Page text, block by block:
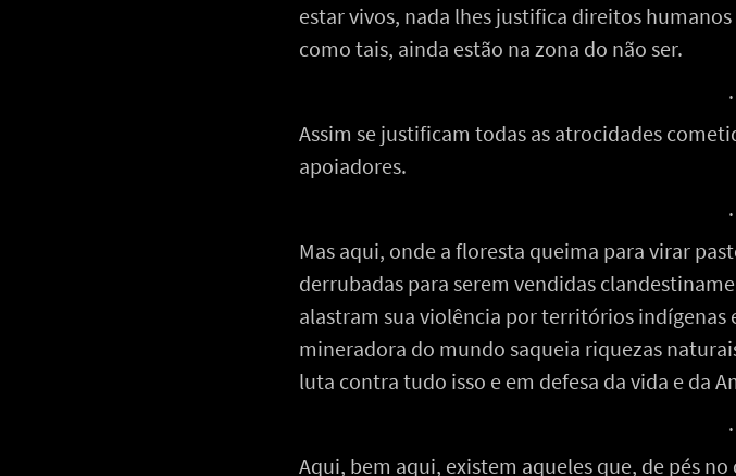
estar vivos, nada lhes justifica direitos
como tais, ainda estão na zona do não ser.
.
Assim se justificam todas as atrocidades
apoiadores.
.
Mas aqui, onde a floresta queima para virar
derrubadas para serem vendidas
alastram sua violência por territórios
mineradora do mundo saqueia riquezas
luta contra tudo isso e em defesa da vida e da
.
Aqui, bem aqui, existem aqueles que, de pés